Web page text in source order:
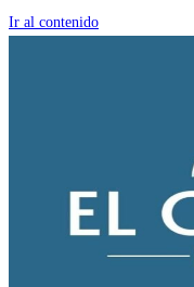
Ir al contenido